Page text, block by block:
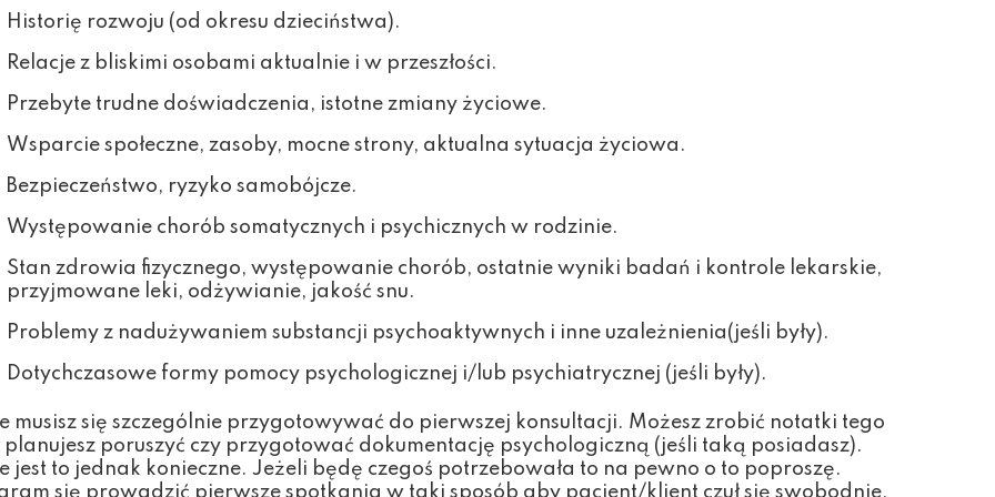
Historię rozwoju (od okresu dzieciństwa).
Relacje z bliskimi osobami aktualnie i w przeszłości.
Przebyte trudne doświadczenia, istotne zmiany życiowe.
Wsparcie społeczne, zasoby, mocne strony, aktualna sytuacja życiowa.
Bezpieczeństwo, ryzyko samobójcze.
Występowanie chorób somatycznych i psychicznych w rodzinie.
Stan zdrowia fizycznego, występowanie chorób, ostatnie wyniki badań i kontrole lekarskie,
przyjmowane leki, odżywianie, jakość snu.
Problemy z nadużywaniem substancji psychoaktywnych i inne uzależnienia(jeśli były).
Dotychczasowe formy pomocy psychologicznej i/lub psychiatrycznej (jeśli były).
musisz się szczególnie przygotowywać do pierwszej konsultacji. Możesz zrobić notatki tego
planujesz poruszyć czy przygotować dokumentację psychologiczną (jeśli taką posiadasz).
jest to jednak konieczne. Jeżeli będę czegoś potrzebowała to na pewno o to poproszę.
się prowadzić pierwsze spotkania w taki sposób aby pacjent/klient czuł się swobodnie,